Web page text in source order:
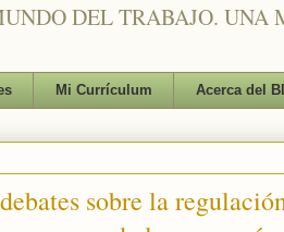
DEL TRABAJO.
Mi Currículum Acerca del
sobre la